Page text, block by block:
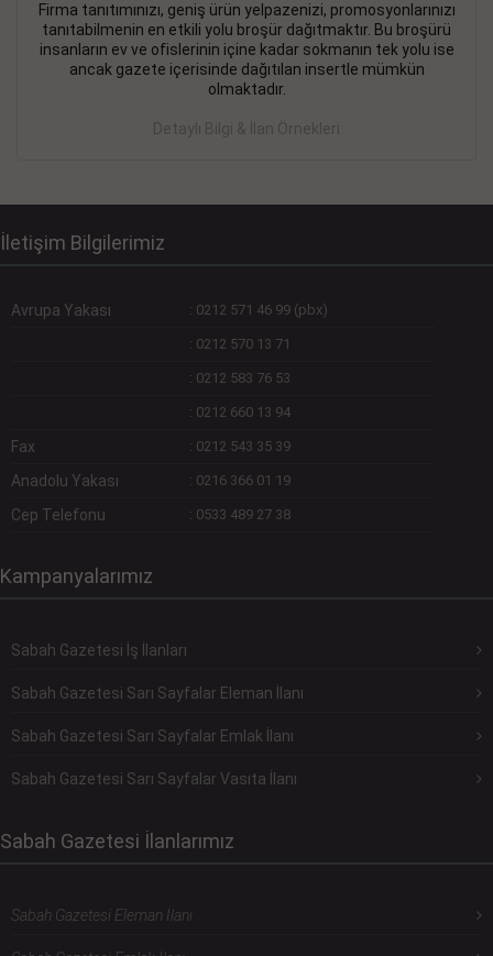
Firma tanıtımınızı, geniş ürün yelpazenizi, promosyonlarınızı
tanıtabilmenin en etkili yolu broşür dağıtmaktır. Bu broşürü
insanların ev ve ofislerinin içine kadar sokmanın tek yolu ise
ancak gazete içerisinde dağıtılan insertle mümkün
olmaktadır.
Detaylı Bilgi & İlan Örnekleri
İletişim Bilgilerimiz
Avrupa Yakası : 0212 571 46 99 (pbx)
: 0212 570 13 71
: 0212 583 76 53
: 0212 660 13 94
Fax : 0212 543 35 39
Anadolu Yakası : 0216 366 01 19
Cep Telefonu : 0533 489 27 38
Kampanyalarımız
Sabah Gazetesi İş İlanları
Sabah Gazetesi Sarı Sayfalar Eleman İlanı
Sabah Gazetesi Sarı Sayfalar Emlak İlanı
Sabah Gazetesi Sarı Sayfalar Vasıta İlanı
Sabah Gazetesi İlanlarımız
Sabah Gazetesi Eleman İlanı
DEVREMÜLK KİRALIK İlanı- 11.09.2018
SİNYE Tekstile Şoförlüğü olan 35 yaşını aşmamış, Depo
elemanı alınacaktır. Osmanbey, Şişli
Devamını Gör